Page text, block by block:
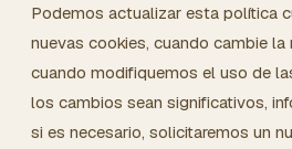
Podemos actualizar esta política
nuevas cookies, cuando cambie
cuando modifiquemos el uso de
los cambios sean significativos,
si es necesario, solicitaremos un